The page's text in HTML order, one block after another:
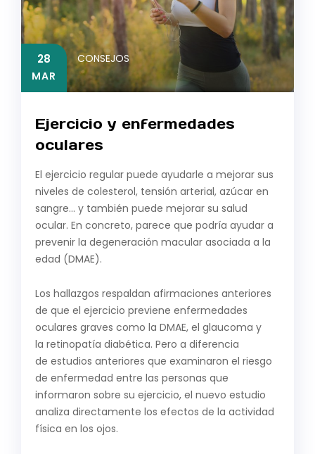
28
MAR
Ejercicio y enfermedades
oculares
El ejercicio regular puede ayudarle a mejorar sus
niveles de colesterol, tensión arterial, azúcar en
sangre… y también puede mejorar su salud
ocular. En concreto, parece que podría ayudar a
prevenir la degeneración macular asociada a la
edad (DMAE).
Los hallazgos respaldan afirmaciones anteriores
de que el ejercicio previene enfermedades
oculares graves como la DMAE, el glaucoma y
la retinopatía diabética. Pero a diferencia
de estudios anteriores que examinaron el riesgo
de enfermedad entre las personas que
informaron sobre su ejercicio, el nuevo estudio
analiza directamente los efectos de la actividad
física en los ojos.
CONSEJOS